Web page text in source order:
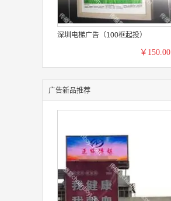
深圳电梯广告（100框起投）
￥150.00
广告新品推荐